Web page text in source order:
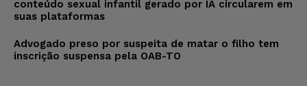
conteúdo sexual infantil gerado por IA circularem em
suas plataformas
Advogado preso por suspeita de matar o filho tem
inscrição suspensa pela OAB-TO